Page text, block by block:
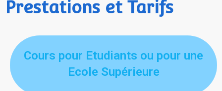
Prestations et Tarifs
Cours pour Etudiants ou pour une
Ecole Supérieure